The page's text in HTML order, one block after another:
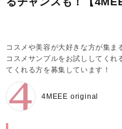
コスメや美容が大好きな方が集
コスメサンプルをお試ししてくれ
てくれる方を募集しています！
4MEEE original